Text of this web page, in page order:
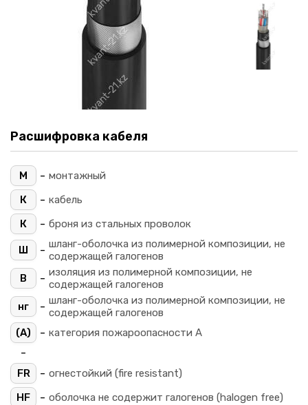
Расшифровка кабеля
М - монтажный
К
- кабель
К
- броня из стальных проволок
Ш - шланг-оболочка из полимерной композиции, не
содержащей галогенов
В
- изоляция из полимерной композиции, не
содержащей галогенов
нг
- шланг-оболочка из полимерной композиции, не
содержащей галогенов
(A)
- категория пожароопасности A
-
FR - огнестойкий (fire resistant)
HF
- оболочка не содержит галогенов (halogen free)